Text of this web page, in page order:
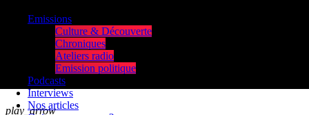
play_arrow
Emissions
Culture & Découverte
Chroniques
Ateliers radio
Emission politique
Podcasts
Interviews
Nos articles